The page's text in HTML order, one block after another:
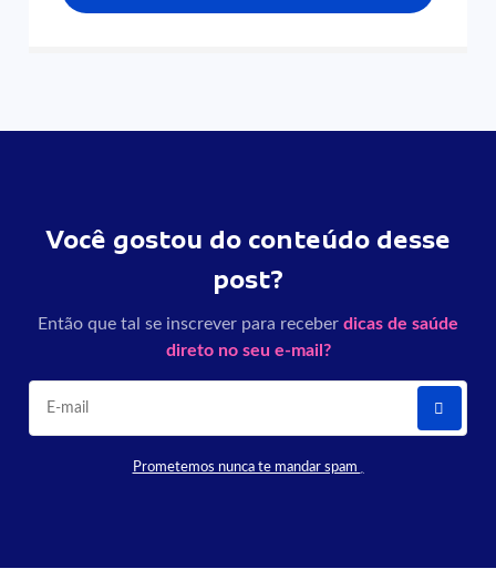
Você gostou do conteúdo desse
post?
Então que tal se inscrever para receber dicas de saúde
direto no seu e-mail?
Prometemos nunca te mandar spam